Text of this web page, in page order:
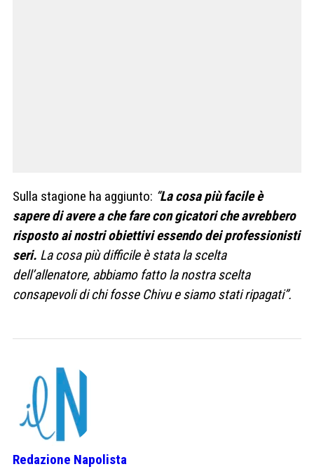
Sulla stagione ha aggiunto: “La cosa più facile è
sapere di avere a che fare con gicatori che avrebbero
risposto ai nostri obiettivi essendo dei professionisti
seri. La cosa più difficile è stata la scelta
dell’allenatore, abbiamo fatto la nostra scelta
consapevoli di chi fosse Chivu e siamo stati ripagati”.
Redazione Napolista